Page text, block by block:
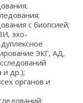
с биопсией;
эхо-
ЭКГ, АД,
и др.);
органов и